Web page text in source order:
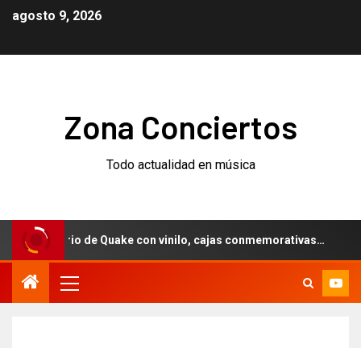
agosto 9, 2026
Zona Conciertos
Todo actualidad en música
de Quake con vinilo, cajas conmemorativas…